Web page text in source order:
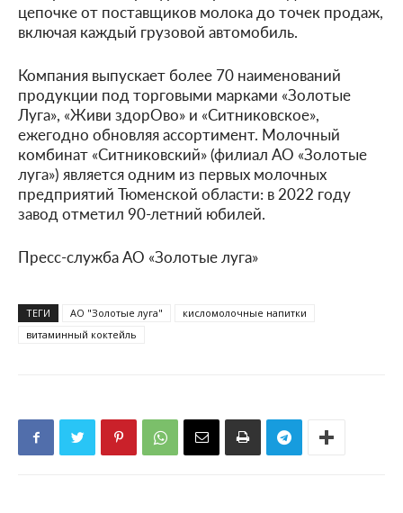
цепочке от поставщиков молока до точек продаж,
включая каждый грузовой автомобиль.
Компания выпускает более 70 наименований
продукции под торговыми марками «Золотые
Луга», «Живи здорОво» и «Ситниковское»,
ежегодно обновляя ассортимент. Молочный
комбинат «Ситниковский» (филиал АО «Золотые
луга») является одним из первых молочных
предприятий Тюменской области: в 2022 году
завод отметил 90-летний юбилей.
Пресс-служба АО «Золотые луга»
ТЕГИ АО "Золотые луга"
кисломолочные напитки
витаминный коктейль